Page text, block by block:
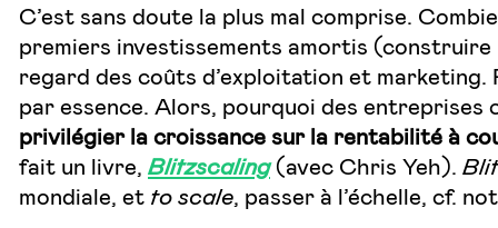
C’est sans doute la plus mal comprise.
premiers investissements amortis
regard des coûts d’exploitation et marketing.
par essence. Alors, pourquoi des
privilégier la croissance sur la rentabilité à
fait un livre, Blitzscaling(avec Chris Yeh).
mondiale, et to scale, passer à l’échelle, cf.